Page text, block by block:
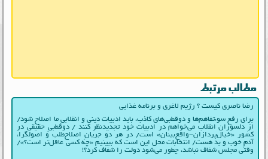
مطالب مرتبط
رضا ناصری کیست ؟ رژیم لاغری و برنامه غذایی
برای رفع سوءتفاهم‌ها و دوقطبی‌های کاذب، باید ادبیات دینی و انقلابیِ ما اصلاح شود/
از دلسوزان انقلاب می‌خواهم در ادبیات‌ خود تجدیدنظر کنند / دوقطبیِ حقیقی در
کشور «خیال‌پردازان-واقع‌بینان» است/ در هر دو جریانِ اصلاح‌طلب و اصولگرا،
آدمِ خوب و بد هست/ انتخابات محل این است که ببینیم «چه کسی عاقل‌تر است؟»/
وقتی مجلس شفاف نباشد، چطور می‌شود دولت را شفاف کرد؟!